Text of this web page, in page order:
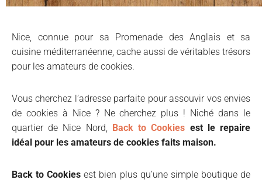
Nice, connue pour sa Promenade des Anglais et sa
cuisine méditerranéenne, cache aussi de véritables trésors
pour les amateurs de cookies.
Vous cherchez l’adresse parfaite pour assouvir vos envies
de cookies à Nice ? Ne cherchez plus ! Niché dans le
quartier de Nice Nord, Back to Cookies est le repaire
idéal pour les amateurs de cookies faits maison.
Back to Cookies est bien plus qu’une simple boutique de